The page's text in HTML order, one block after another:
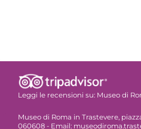
Leggi le recensioni su: Museo di
Museo di Roma in Trastevere,
060608 - Email: